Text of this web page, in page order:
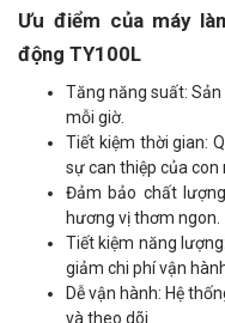
Ưu điểm của máy
động TY100L
Tăng năng suất:
mỗi giờ.
Tiết kiệm thời gian:
sự can thiệp của con
Đảm bảo chất
hương vị thơm ngon.
Tiết kiệm năng
giảm chi phí vận
Dễ vận hành: Hệ
và theo dõi.